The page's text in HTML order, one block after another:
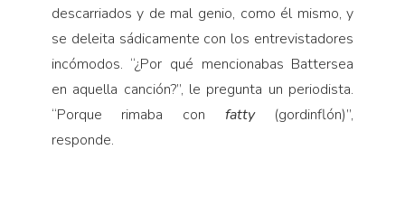
descarriados y de mal genio, como él mismo, y
se deleita sádicamente con los entrevistadores
incómodos. “¿Por qué mencionabas Battersea
en aquella canción?”, le pregunta un periodista.
“Porque rimaba con fatty(gordinflón)”,
responde.